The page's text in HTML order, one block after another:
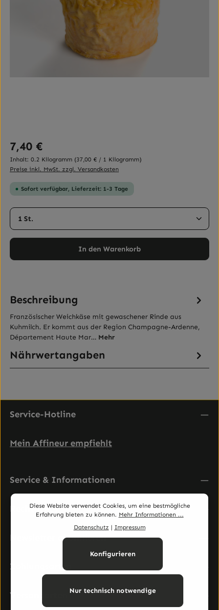
Regulärer Preis:
7,40 €
Inhalt: 0.2 Kilogramm (37,00 € / 1 Kilogramm)
Preise inkl. MwSt. zzgl. Versandkosten
Sofort verfügbar, Lieferzeit: 1-3 Tage
Produkt Anzahl: Gib den gewünschten Wert ein
In den Warenkorb
Beschreibung
Französischer Weichkäse mit gewaschener Rinde aus
Kuhmilch. Er kommt aus der Region Champagne-Ardenne,
Département Haute Mar… Mehr
Nährwertangaben
Service-Hotline
Mein Affineur empfiehlt
Service & Informationen
Rechtliches
Newsletter abonnieren
Zahlungsarten
Versandarten
Diese Website verwendet Cookies, um eine bestmögliche
Erfahrung bieten zu können. Mehr Informationen ...
Datenschutz | Impressum
Nur technisch notwendige
Konfigurieren